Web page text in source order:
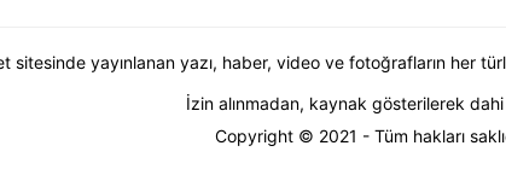
yayınlanan yazı, haber, video ve fotoğrafların her
İzin alınmadan, kaynak gösterilerek
Copyright © 2021 - Tüm hakları